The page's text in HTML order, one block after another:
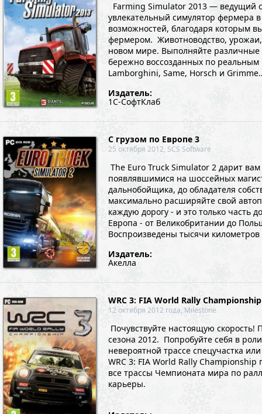
Farming Simulator 2013 — ведущий
увлекательный симулятор фермера
возможностей, благодаря которым
фермером. Животноводство,
новом мире. Выполняйте различные
бережно воссозданных по реальным
Lamborghini, Same, Horsch и
Издатель:
1С-СофтКлаб
С грузом по Европе 3
25 октября 2012, SCS Software
The Euro Truck Simulator 2 дарит
появлявшимися на шоссейных
дальнобойщика, до обладателя
максимально расширяйте свой
каждую дорогу - и это только часть
Европа - от Великобритании до
Воспроизведены тысячи
Издатель:
Акелла
WRC 3: FIA World Rally Championship
12 октября 2012 года, Milestone
Почувствуйте настоящую
сезона 2012. Попробуйте себя в
невероятной трассе спецучастка
WRC 3: FIA World Rally
все трассы Чемпионата мира по
карьеры.